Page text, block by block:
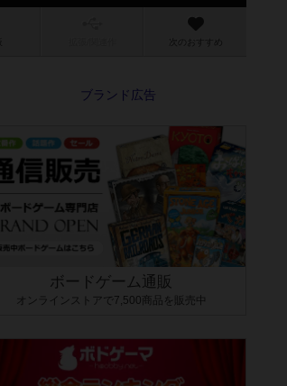
次のおすすめ
ボードゲーム通販
オンラインストアで7,500商品を販売中